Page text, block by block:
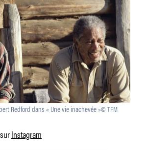
Redford dans « Une vie inachevée »© TFM
surInstagram